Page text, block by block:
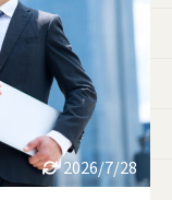
2026/7/28